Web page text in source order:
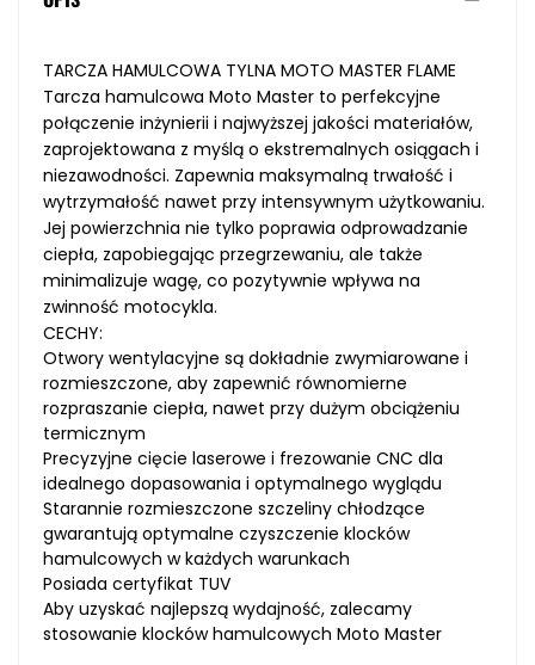
TARCZA HAMULCOWA TYLNA MOTO MASTER FLAME
Tarcza hamulcowa Moto Master to perfekcyjne
połączenie inżynierii i najwyższej jakości materiałów,
zaprojektowana z myślą o ekstremalnych osiągach i
niezawodności. Zapewnia maksymalną trwałość i
wytrzymałość nawet przy intensywnym użytkowaniu.
Jej powierzchnia nie tylko poprawia odprowadzanie
ciepła, zapobiegając przegrzewaniu, ale także
minimalizuje wagę, co pozytywnie wpływa na
zwinność motocykla.
CECHY:
Otwory wentylacyjne są dokładnie zwymiarowane i
rozmieszczone, aby zapewnić równomierne
rozpraszanie ciepła, nawet przy dużym obciążeniu
termicznym
Precyzyjne cięcie laserowe i frezowanie CNC dla
idealnego dopasowania i optymalnego wyglądu
Starannie rozmieszczone szczeliny chłodzące
gwarantują optymalne czyszczenie klocków
hamulcowych w każdych warunkach
Posiada certyfikat TUV
Aby uzyskać najlepszą wydajność, zalecamy
stosowanie klocków hamulcowych Moto Master